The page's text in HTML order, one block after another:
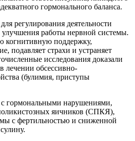
гормонального баланса.
регулирования деятельности
работы нервной системы.
когнитивную поддержку,
подавляет страхи и устраняет
исследования доказали
лечении обсессивно-
(булимия, приступы
гормональными нарушениями,
яичников (СПКЯ),
с фертильностью и сниженной